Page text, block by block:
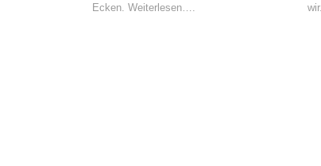
Ecken. Weiterlesen….